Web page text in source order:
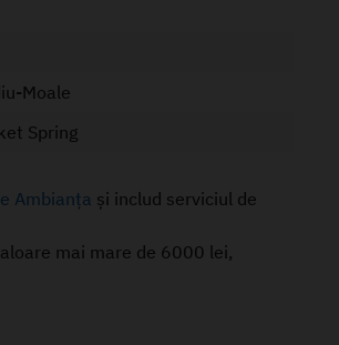
Moale
Spring
Ambianța și includ serviciul de
mai mare de 6000 lei,